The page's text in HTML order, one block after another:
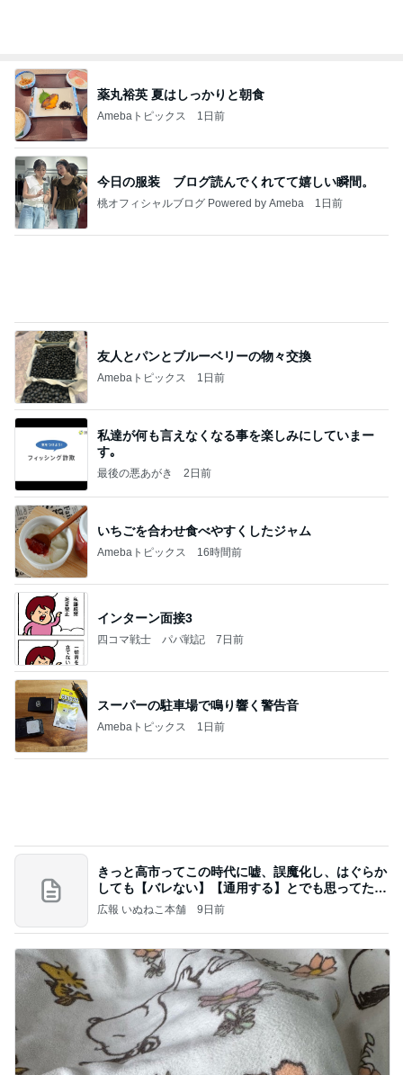
薬丸裕英 夏はしっかりと朝食
Amebaトピックス 1日前
今日の服装 ブログ読んでくれてて嬉しい瞬間。
桃オフィシャルブログ Powered by Ameba 1日前
友人とパンとブルーベリーの物々交換
Amebaトピックス 1日前
私達が何も言えなくなる事を楽しみにしていまー
す｡
最後の悪あがき 2日前
いちごを合わせ食べやすくしたジャム
Amebaトピックス 16時間前
インターン面接3
四コマ戦士 パパ戦記 7日前
スーパーの駐車場で鳴り響く警告音
Amebaトピックス 1日前
きっと高市ってこの時代に嘘、誤魔化し、はぐらか
しても【バレない】【通用する】とでも思ってたん
だろ
広報 いぬねこ本舗 9日前